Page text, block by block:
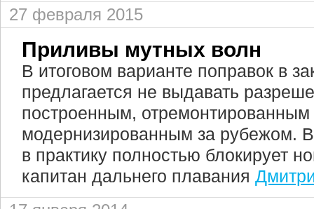
27 февраля 2015
Приливы мутных волн
В итоговом варианте поправок в
предлагается не выдавать
построенным,
модернизированным за рубежом.
в практику полностью блокирует
капитан дальнего плавания